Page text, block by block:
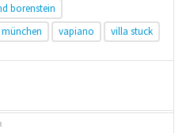
borenstein
vapiano villa stuck